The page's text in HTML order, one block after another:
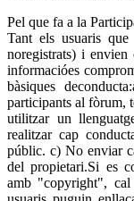
Pel que fa a la
Tant els usuaris
noregistrats) i envien
informacióes
bàsiques
participants al fòrum,
utilitzar un
realitzar cap
públic. c) No enviar
del propietari.Si es
amb "copyright", cal